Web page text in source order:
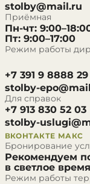
stolby@mail.ru
Приёмная
Пн-чт:
Пт: 9:00–17:00
Режим работы
+7 391 9 8888 29
stolby-
Для справок
+7 913 830 52 03
stolby-
ВКОНТАКТЕ МАКС
Бронирование
Рекомендуем
в светлое
Режим работы